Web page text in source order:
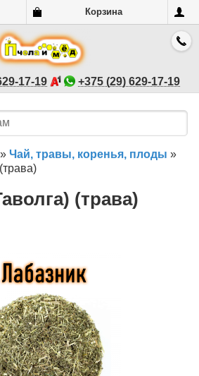
Корзина
17-19 +375 (29) 629-17-19
» Чай, травы, коренья, плоды »
(трава)